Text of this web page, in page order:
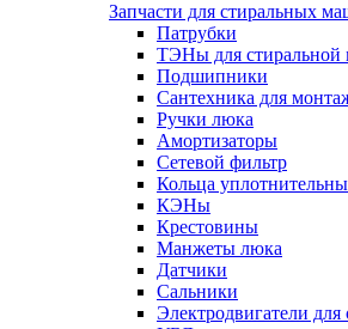
Запчасти для стиральных
Патрубки
ТЭНы для
Подшипники
Сантехника для
Ручки люка
Амортизаторы
Сетевой фильтр
Кольца
КЭНы
Крестовины
Манжеты люка
Датчики
Сальники
Электродвигатели